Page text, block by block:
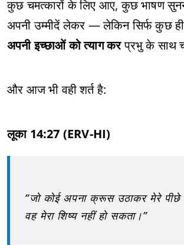
कुछ चमत्कारों के लिए आए, कुछ भाषण
अपनी उम्मीदें लेकर — लेकिन सिर्फ कुछ
अपनी इच्छाओं को त्याग करप्रभु के साथ
और आज भी वही शर्त है:
लूका 14:27 (ERV-HI)
“जो कोई अपना क्रूस उठाकर मेरे पीछे
वह मेरा शिष्य नहीं हो सकता।”